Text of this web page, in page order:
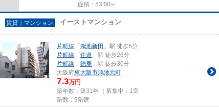
面積：53.00㎡
賃貸｜マンション イーストマンション
片町線 「 鴻池新田 」駅 徒歩5分
片町線 「 住道 」駅 徒歩26分
片町線 「 徳庵 」駅 徒歩30分
大阪府東大阪市鴻池元町
7.3万円
築年数：築31年 ｜募集中： 1室
階数：9階建